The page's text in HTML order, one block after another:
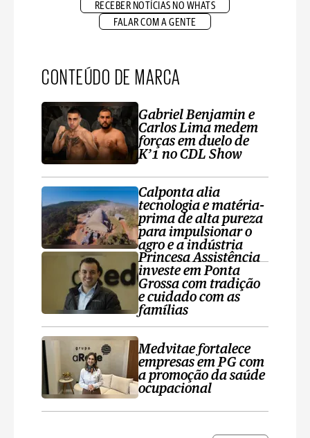
RECEBER NOTÍCIAS NO WHATS
FALAR COM A GENTE
CONTEÚDO DE MARCA
Gabriel Benjamin e
Carlos Lima medem
forças em duelo de
K’1 no CDL Show
Calponta alia
tecnologia e matéria-
prima de alta pureza
para impulsionar o
agro e a indústria
Princesa Assistência
investe em Ponta
Grossa com tradição
e cuidado com as
famílias
Medvitae fortalece
empresas em PG com
a promoção da saúde
ocupacional